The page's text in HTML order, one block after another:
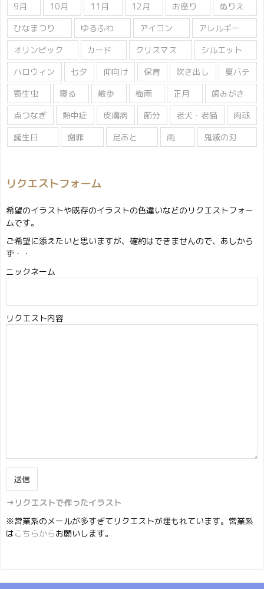
9月
10月 11月 12月 お座り
ぬりえ
ひなまつり
ゆるふわ アイコン
アレルギー
オリンピック
カード クリスマス
シルエット
ハロウィン
七夕 仰向け 保育 吹き出し
夏バテ
寄生虫
寝る 散歩 梅雨 正月
歯みがき
点つなぎ
熱中症 皮膚病 節分 老犬・老猫
肉球
誕生日
謝罪 足あと 雨 鬼滅の刃
リクエストフォーム
希望のイラストや既存のイラストの色違いなどのリクエストフォー
ムです。
ご希望に添えたいと思いますが、確約はできませんので、あしから
ず・・
ニックネーム
リクエスト内容
→リクエストで作ったイラスト
※営業系のメールが多すぎてリクエストが埋もれています。営業系
はこちらからお願いします。